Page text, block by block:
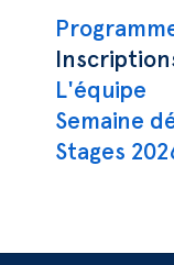
L'équipe
Semaine
Stages